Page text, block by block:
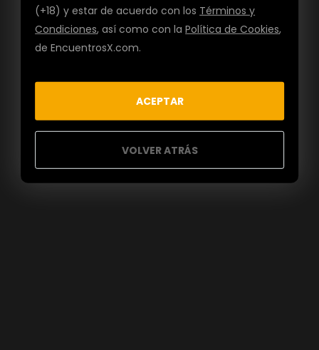
(+18) y estar de acuerdo con los Términos y
Condiciones, así como con laPolítica de Cookies,
de EncuentrosX.com.
ACEPTAR
VOLVER ATRÁS